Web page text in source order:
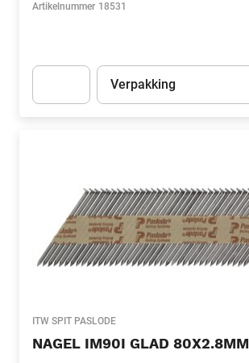
Artikelnummer 18531
Eenheid
Verpakking
ITW SPIT PASLODE
NAGEL IM90I GLAD 80X2.8MM